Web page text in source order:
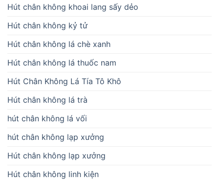
Hút chân không khoai lang sấy dẻo
Hút chân không kỷ tử
Hút chân không lá chè xanh
Hút chân không lá thuốc nam
Hút Chân Không Lá Tía Tô Khô
Hút chân không lá trà
hút chân không lá vối
hút chân không lạp xưởng
Hút chân không lạp xưởng
Hút chân không linh kiện